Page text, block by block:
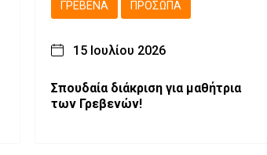
ΓΡΕΒΕΝΆ ΠΡΌΣΩΠΑ
15 Ιουλίου 2026
Σπουδαία διάκριση για μαθήτρια
των Γρεβενών!